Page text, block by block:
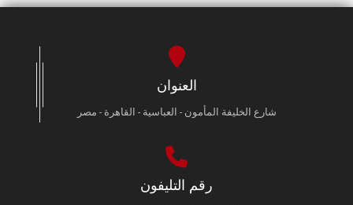
العنوان
شارع الخليفة المأمون - العباسية - القاهرة - مصر
رقم التليفون